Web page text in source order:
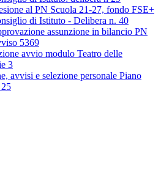
al PN Scuola 21-27, fondo FSE+
di Istituto - Delibera n. 40
assunzione in bilancio PN
5369
avvio modulo Teatro delle
3
avvisi e selezione personale Piano
25